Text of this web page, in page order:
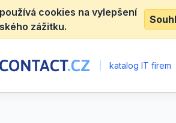
cookies na vylepšení
zážitku.
katalog IT firem